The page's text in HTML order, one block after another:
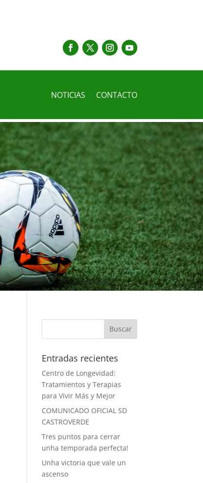
NOTICIAS CONTACTO
Entradas recientes
Centro de Longevidad:
Tratamientos y Terapias
para Vivir Más y Mejor
COMUNICADO OFICIAL SD
CASTROVERDE
Tres puntos para cerrar
unha temporada perfecta!
Unha victoria que vale un
ascenso